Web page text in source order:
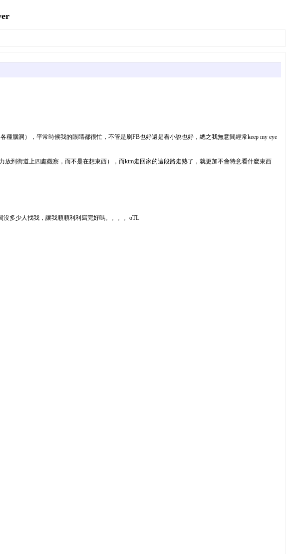
腦洞），平常時候我的眼睛都很忙，不管是刷FB也好還是看小說也好，總之我無意間經常keep my eye
放到街道上四處觀察，而不是在想東西），而ktm走回家的這段路走熟了，就更加不會特意看什麼東西
多少人找我，讓我順順利利寫完好嗎。。。。oTL